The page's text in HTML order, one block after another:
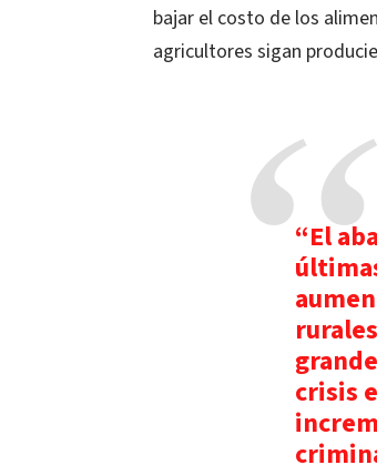
bajar el costo de los
agricultores sigan
“El
crisis